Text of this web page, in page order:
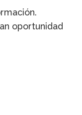
oportunidad